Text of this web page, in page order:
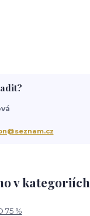
v kategoriích
75 %